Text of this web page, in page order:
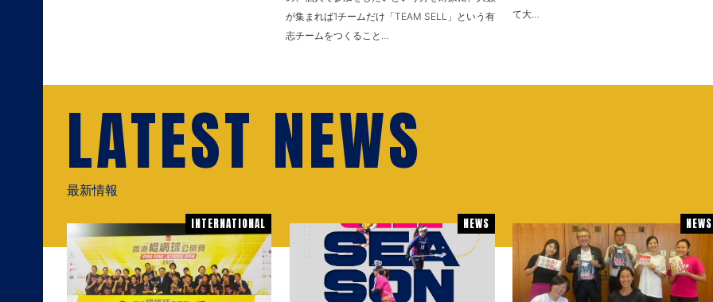
が集まれば1チームだけ「TEAM SELL」という有
志チームをつくること…
て大…
LATEST NEWS
最新情報
INTERNATIONAL
INTERNATIONAL NEWS
NEWS NEWS
NEWS